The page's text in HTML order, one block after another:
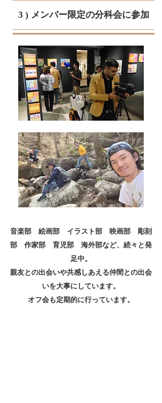
3 ) メンバー限定の分科会に参加
音楽部 絵画部 イラスト部 映画部 彫刻
部 作家部 育児部 海外部など、 ​続々と発
足中。
親友との出会いや共感しあえる仲間との出会
いを大事にしています。
オフ会も定期的に行っています。